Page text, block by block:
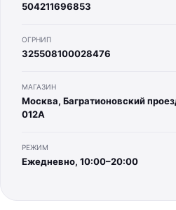
504211696853
ОГРНИП
325508100028476
МАГАЗИН
Москва, Багратионовский
012A
РЕЖИМ
Ежедневно, 10:00–20:00